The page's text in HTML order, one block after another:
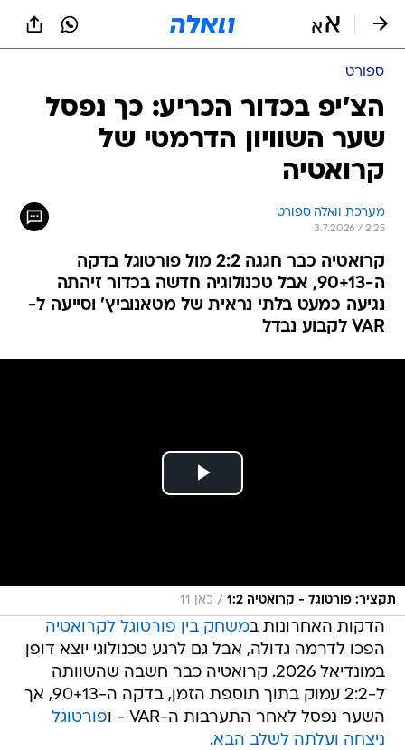
ספורט
הצ'יפ בכדור הכריע: כך נפסל
שער השוויון הדרמטי של
קרואטיה
מערכת וואלה ספורט
3.7.2026 / 2:25
קרואטיה כבר חגגה 2:2 מול פורטוגל בדקה
ה-90+13, אבל טכנולוגיה חדשה בכדור זיהתה
נגיעה כמעט בלתי נראית של מטאנוביץ' וסייעה ל-
VAR לקבוע נבדל
תקציר: פורטוגל - קרואטיה 1:2 / כאן 11
הדקות האחרונות במשחק בין פורטוגל לקרואטיה
הפכו לדרמה גדולה, אבל גם לרגע טכנולוגי יוצא דופן
במונדיאל 2026. קרואטיה כבר חשבה שהשוותה
ל-2:2 עמוק בתוך תוספת הזמן, בדקה ה-90+13, אך
השער נפסל לאחר התערבות ה-VAR - ו
פורטוגל
ניצחה ועלתה לשלב הבא.